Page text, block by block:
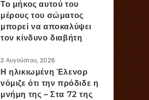
Το μήκος αυτού του
μέρους του σώματος
μπορεί να αποκαλύψει
τον κίνδυνο διαβήτη
3 Αυγούστου, 2026
Η ηλικιωμένη Έλενορ
νόμιζε ότι την πρόδιδε η
μνήμη της – Στα 72 της